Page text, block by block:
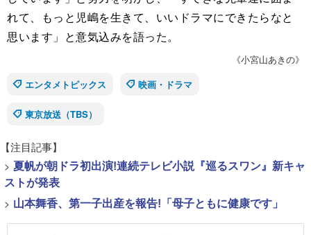
れて、もっと児嶋を生きて、いいドラマにできたらなと
思います」と意気込みを語った。
《小宮山あきの》
エンタメトピックス
映画・ドラマ
東京放送（TBS）
【注目記事】
> 夏帆が朝ドラ初出演!連続テレビ小説『巡るスワン』新キャ
ストが発表
> 山本舞香、第一子出産を報告!「母子ともに健康です」